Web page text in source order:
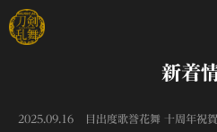
新着
2025.09.16 目出度歌誉花舞 十周年祝